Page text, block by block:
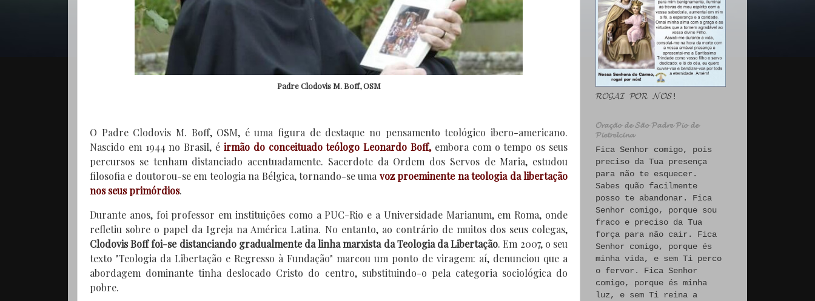
Padre Clodovis M. Boff, OSM
O Padre Clodovis M. Boff, OSM, é uma figura de destaque no pensamento teológico ibero-americano.
Nascido em 1944 no Brasil, é irmão do conceituado teólogo Leonardo Boff,embora com o tempo os seus
percursos se tenham distanciado acentuadamente. Sacerdote da Ordem dos Servos de Maria, estudou
filosofia e doutorou-se em teologia na Bélgica, tornando-se umavoz proeminente na teologia da libertação
nos seus primórdios.
Durante anos, foi professor em instituições como a PUC-Rio e a Universidade Marianum, em Roma, onde
refletiu sobre o papel da Igreja na América Latina. No entanto, ao contrário de muitos dos seus colegas,
Clodovis Boff foi-se distanciando gradualmente da linha marxista da Teologia da Libertação. Em 2007, o seu
texto "Teologia da Libertação e Regresso à Fundação" marcou um ponto de viragem: aí, denunciou que a
abordagem dominante tinha deslocado Cristo do centro, substituindo-o pela categoria sociológica do
pobre.
𝓡𝓞𝓖𝓐𝓘 𝓟𝓞𝓡 𝓝𝓞́𝓢!
𝓞𝓻𝓪𝓬̧𝓪̃𝓸 𝓭𝓮 𝓢𝓪̃𝓸 𝓟𝓪𝓭𝓻𝓮 𝓟𝓲𝓸 𝓭𝓮
𝓟𝓲𝓮𝓽𝓻𝓮𝓵𝓬𝓲𝓷𝓪
Fica Senhor comigo, pois
preciso da Tua presença
para não te esquecer.
Sabes quão facilmente
posso te abandonar. Fica
Senhor comigo, porque sou
fraco e preciso da Tua
força para não cair. Fica
Senhor comigo, porque és
minha vida, e sem Ti perco
o fervor. Fica Senhor
comigo, porque és minha
luz, e sem Ti reina a